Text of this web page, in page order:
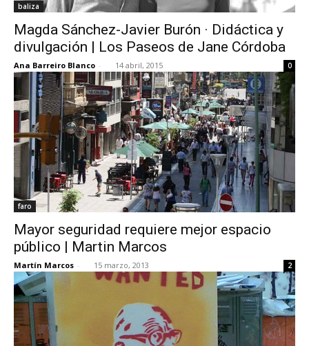
baliza
Magda Sánchez-Javier Burón · Didáctica y
divulgación | Los Paseos de Jane Córdoba
Ana Barreiro Blanco - 14 abril, 2015 0
faro
Mayor seguridad requiere mejor espacio
público | Martin Marcos
Martín Marcos - 15 marzo, 2013 2